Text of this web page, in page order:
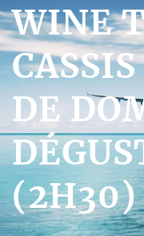
WINE
DE
(2H30)